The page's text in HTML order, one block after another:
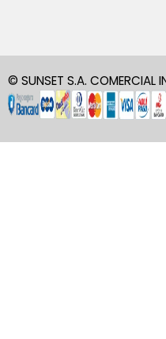
© SUNSET S.A. COMERCIAL